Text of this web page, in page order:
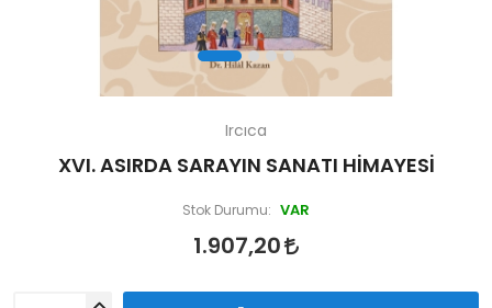
Ircıca
XVI. ASIRDA SARAYIN SANATI HİMAYESİ
Stok Durumu: VAR
1.907,20